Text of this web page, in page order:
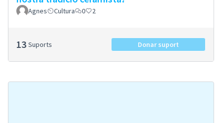
Agnes Cultura 0 2
13 Suports Donar suport